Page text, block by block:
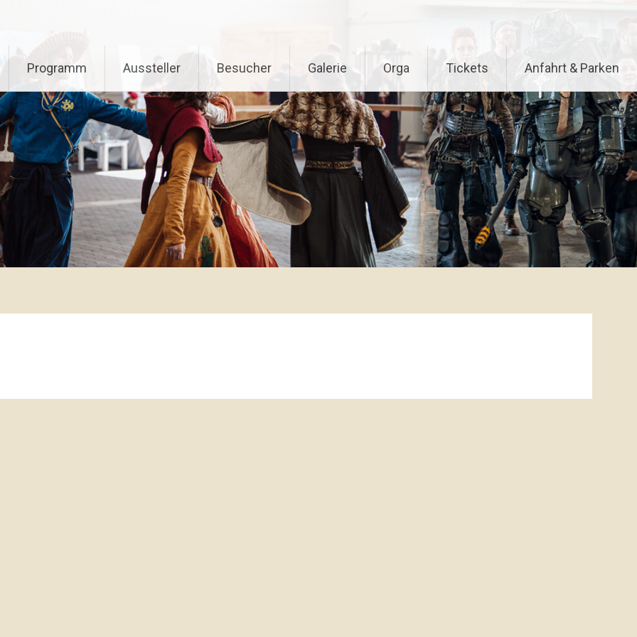
Programm Aussteller Besucher Galerie Orga Tickets Anfahrt & Parken